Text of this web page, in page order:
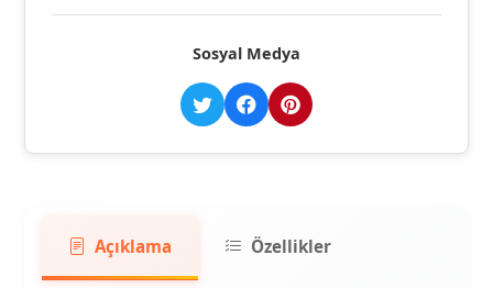
Sosyal Medya
Açıklama Özellikler